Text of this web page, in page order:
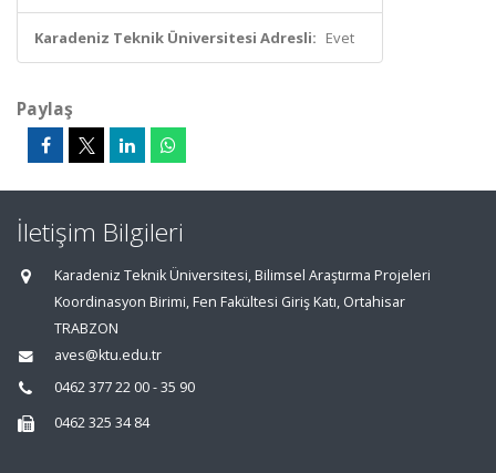
Karadeniz Teknik Üniversitesi Adresli: Evet
Paylaş
İletişim Bilgileri
Karadeniz Teknik Üniversitesi, Bilimsel Araştırma Projeleri
Koordinasyon Birimi, Fen Fakültesi Giriş Katı, Ortahisar
TRABZON
aves@ktu.edu.tr
0462 377 22 00 - 35 90
0462 325 34 84